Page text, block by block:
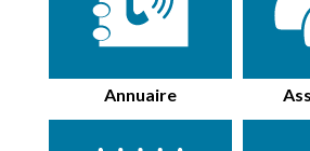
Annuaire